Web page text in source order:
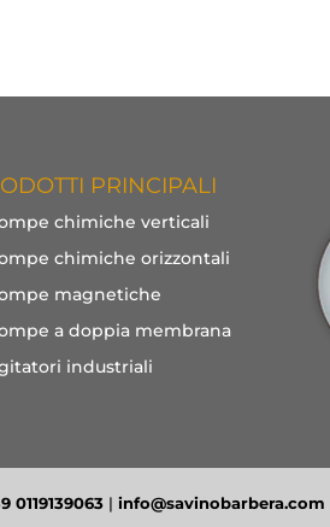
PRINCIPALI
chimiche verticali
chimiche orizzontali
magnetiche
a doppia membrana
industriali
0119139063 | info@savinobarbera.com